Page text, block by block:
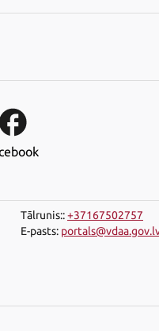
Tālrunis::+37167502757
E-pasts: